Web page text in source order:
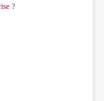
?